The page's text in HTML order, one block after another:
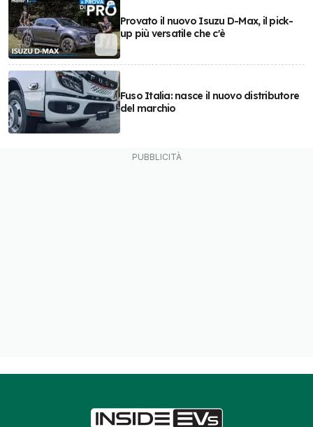
Provato il nuovo Isuzu D-Max, il pick-
up più versatile che c'è
Fuso Italia: nasce il nuovo distributore
del marchio